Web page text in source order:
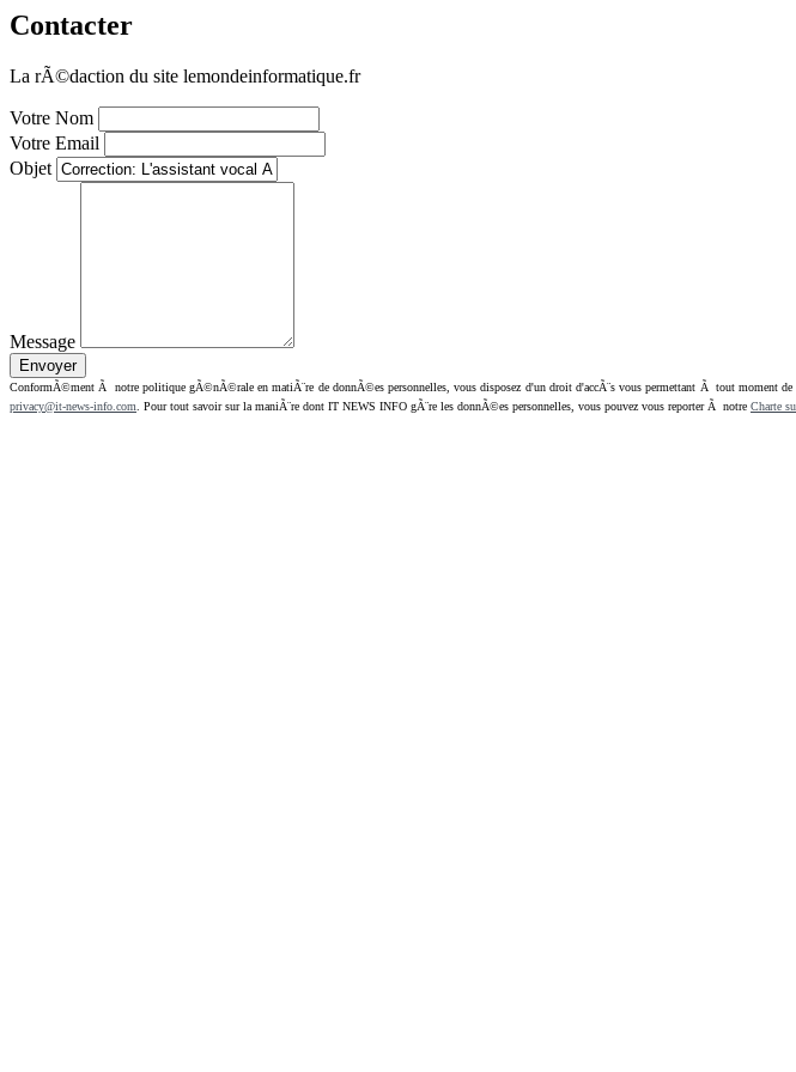
Contacter
La rÃ©daction du site lemondeinformatique.fr
Votre Nom
Votre Email
Objet
Message
ConformÃ©ment Ã notre politique gÃ©nÃ©rale en matiÃ¨re de donnÃ©es personnelles, vous disposez d'un droit d'accÃ¨s vous permettant Ã tout moment
privacy@it-news-info.com . Pour tout savoir sur la maniÃ¨re dont IT NEWS INFO gÃ¨re les donnÃ©es personnelles, vous pouvez vous reporter Ã notre Charte